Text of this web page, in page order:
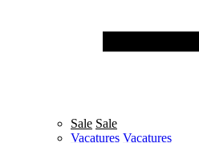
Sale Sale
Vacatures Vacatures